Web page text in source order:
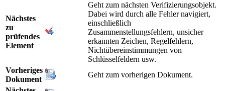
Nächstes
zu
prüfendes
Element
Geht zum nächsten Verifizierungsobjekt.
Dabei wird durch alle Fehler navigiert,
einschließlich
Zusammenstellungsfehlern, unsicher
erkannten Zeichen, Regelfehlern,
Nichtübereinstimmungen von
Schlüsselfeldern usw.
Vorheriges
Dokument
Geht zum vorherigen Dokument.